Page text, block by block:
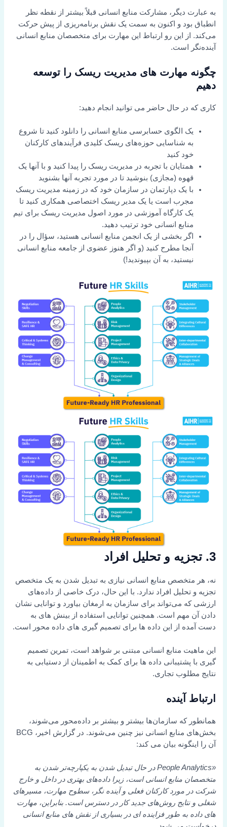
به عبارت دیگر، مشارکت منابع انسانی قبلاً بیشتر از نقطه نظر
انطباق بود و اکنون به سمت یک نقش برنامه‌ریزی از پیش حرکت
می‌کند. از این رو ارتباط این مهارت برای متخصصان منابع انسانی
آینده‌نگر است.
چگونه مهارت های مدیریت ریسک را توسعه
دهیم
کاری که در حال حاضر می توانید انجام دهید:
یک الگوی حسابرسی منابع انسانی را دانلود کنید تا شروع
به شناسایی حوزه‌های ریسک کلیدی فرآیندهای کارکنان
خود کنید
همتایان با تجربه در مدیریت ریسک را پیدا کنید و با آنها یک
قهوه (مجازی) بنوشید تا در مورد تجربه آنها بشنوید
با یک دپارتمان در سازمان خود که در زمینه مدیریت ریسک
مجرب است یا یک مدیر ریسک اختصاصی همکاری کنید تا
یک کارگاه آموزشی در مورد اصول مدیریت ریسک برای تیم
منابع انسانی خود ترتیب دهید.
اگر بخشی از یک انجمن منابع انسانی هستید، سؤال را در
آنجا مطرح کنید (و اگر هنوز عضوی از جامعه منابع انسانی
نیستید، به آن بپیوندید!)
3. تجزیه و تحلیل افراد
نه، هر متخصص منابع انسانی نیازی به تبدیل شدن به یک متخصص
تجزیه و تحلیل افراد ندارد. با این حال، درک خاصی از داده‌های
ارزشی که می‌تواند برای سازمان به ارمغان بیاورد و توانایی نشان
دادن آن مهم است. همچنین توانایی استفاده از بینش های به
دست آمده از این داده ها برای تصمیم گیری های داده محور است.
این ماهیت منابع انسانی مبتنی بر شواهد است، تمرین تصمیم
گیری با پشتیبانی داده ها برای کمک به اطمینان از دستیابی به
نتایج مطلوب تجاری.
ارتباط آینده
همانطور که سازمان‌ها بیشتر و بیشتر بر داده‌محور می‌شوند،
بخش‌های منابع انسانی نیز چنین می‌شوند. در گزارش اخیر، BCG
آن را اینگونه بیان می کند:
«People Analytics در حال تبدیل شدن به یکپارچه‌تر شدن به
متخصصان منابع انسانی است، زیرا داده‌های بهتری در داخل و خارج
شرکت در مورد کارکنان فعلی و آینده نگر، سطوح مهارت، مسیرهای
شغلی و نتایج روش‌های جدید کار در دسترس است. بنابراین، مهارت
های داده به طور فزاینده ای در بسیاری از نقش های منابع انسانی